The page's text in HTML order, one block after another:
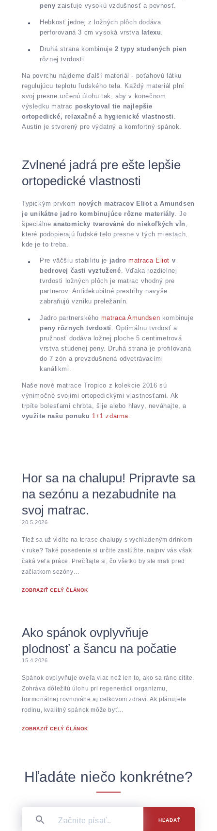
peny zaisťuje vysokú vzdušnosť a pevnosť.
Hebkosť jednej z ložných plôch dodáva
perforovaná 3 cm vysoká vrstva latexu.
Druhá strana kombinuje 2 typy studených pien
rôznej tvrdosti.
Na povrchu nájdeme ďalší materiál - poťahovú látku
regulujúcu teplotu ľudského tela. Každý materiál plní
svoj presne určenú úlohu tak, aby v konečnom
výsledku matrac poskytoval tie najlepšie
ortopedické, relaxačné a hygienické vlastnosti
Austin je stvorený pre výdatný a komfortný spánok.
Zvlnené jadrá pre ešte lepšie
ortopedické vlastnosti
Typickým prvkom nových matracov Eliot a Amundsen
je unikátne jadro kombinujúce rôzne materiály . Je
špeciálne anatomicky tvarováné do niekoľkých vĺn
které podopierajú ľudské telo presne v tých miestach,
kde je to treba.
Pre väčšiu stabilitu je jadro matraca Eliot v
bedrovej časti vyztužené. Vďaka rozdielnej
tvrdosti ložných plôch je matrac vhodný pre
partnerov. Antidekubitné prestrihy navyše
zabraňujú vzniku preležanín.
Jadro partnerského matraca Amundsen kombinuje
peny rôznych tvrdostí . Optimálnu tvrdosť a
pružnosť dodáva ložnej ploche 5 centimetrová
vrstva studenej peny. Druhá strana je profilovaná
do 7 zón a prevzdušnená odvetrávacími
kanálikmi.
Naše nové matrace Tropico z kolekcie 2016 sú
výnimočné svojimi ortopedickými vlastnosťami. Ak
trpíte bolesťami chrbta, šije alebo hlavy, neváhajte, a
využite našu ponuku 1+1 zdarma
Hor sa na chalupu! Pripravte sa
na sezónu a nezabudnite na
svoj matrac.
20.5.2026
Tiež sa už vidíte na terase chalupy s vychladeným drinkom
v ruke? Také posedenie si určite zaslúžite, najprv vás však
čaká veľa práce. Prečítajte si, čo všetko by ste mali pred
začiatkom sezóny…
ZOBRAZIŤ CELÝ ČLÁNOK
Ako spánok ovplyvňuje
plodnosť a šancu na počatie
15.4.2026
Spánok ovplyvňuje oveľa viac než len to, ako sa ráno cítite.
Zohráva dôležitú úlohu pri regenerácii organizmu,
hormonálnej rovnováhe aj celkovom zdraví. Ak plánujete
rodinu, kvalitný spánok môže byť…
ZOBRAZIŤ CELÝ ČLÁNOK
Hľadáte niečo konkrétne?
HĽADAŤ